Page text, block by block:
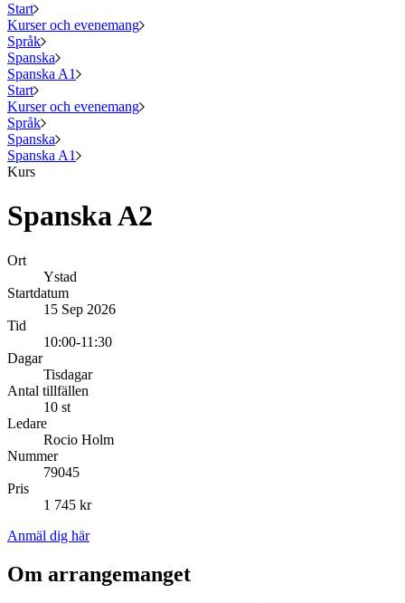
Start
Kurser och evenemang
Språk
Spanska
Spanska A1
Start
Kurser och evenemang
Språk
Spanska
Spanska A1
Kurs
Spanska A2
Ort
Ystad
Startdatum
15 Sep 2026
Tid
10:00-11:30
Dagar
Tisdagar
Antal tillfällen
10 st
Ledare
Rocio Holm
Nummer
79045
Pris
1 745 kr
Anmäl dig här
Om arrangemanget